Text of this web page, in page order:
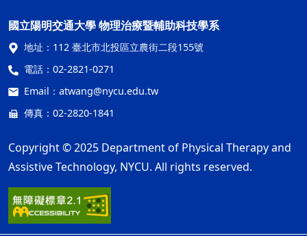
國立陽明交通大學 物理治療暨輔助科技學系
地址： 112 臺北市北投區立農街二段155號
電話： 02-2821-0271
Email： atwang@nycu.edu.tw
傳真：02-2820-1841
Copyright © 2025 Department of Physical Therapy and
Assistive Technology, NYCU. All rights reserved.